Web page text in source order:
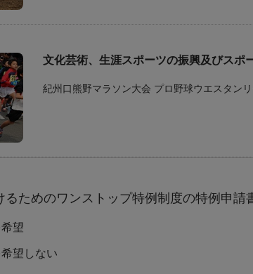
文化芸術、生涯スポーツの振興及びスポ
紀州口熊野マラソン大会 プ
自然環境の保全及び環境衛生の向上に資
ためのワンストップ特例制度の特例申請
望
望しない